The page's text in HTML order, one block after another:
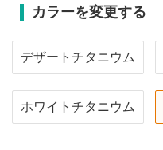
カラーを変更する
デザートチタニウム
ホワイトチタニウム